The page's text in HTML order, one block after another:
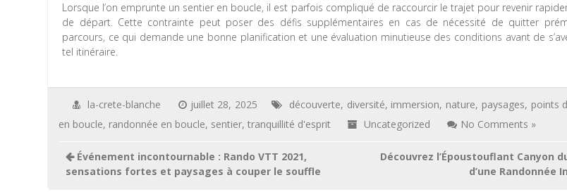
Lorsque l’on emprunte un sentier en boucle, il est parfois compliqué de raccourcir le trajet pour revenir
de départ. Cette contrainte peut poser des défis supplémentaires en cas de nécessité de quitter
parcours, ce qui demande une bonne planification et une évaluation minutieuse des conditions avant de
tel itinéraire.
la-crete-blanche juillet 28, 2025 découverte, diversité, immersion, nature, paysages, points
en boucle, randonnée en boucle, sentier,tranquillité d'esprit Uncategorized No Comments »
Navigation
de
Événement incontournable : Rando VTT 2021,
sensations fortes et paysages à couper le souffle
Découvrez l’Époustouflant Canyon
d’une Randonnée